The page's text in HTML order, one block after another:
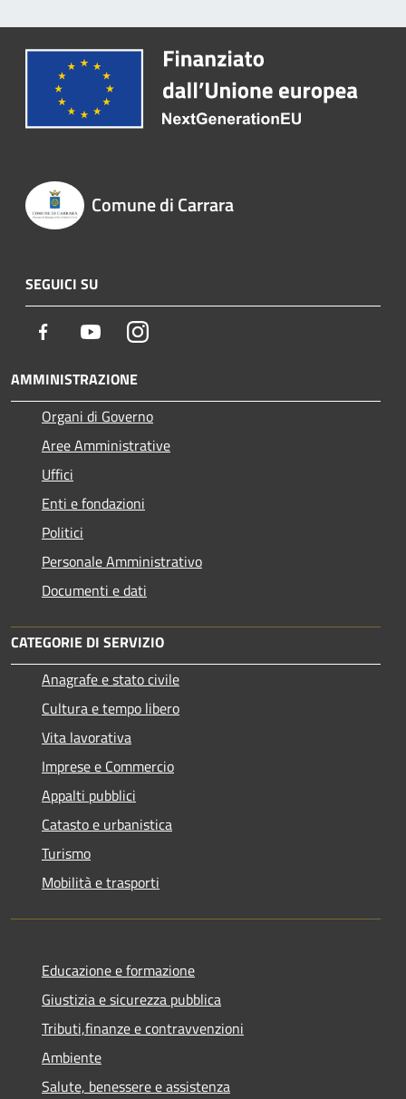
Comune di Carrara
SEGUICI SU
Facebook YoutubeInstagram
AMMINISTRAZIONE
Organi di Governo
Aree Amministrative
Uffici
Enti e fondazioni
Politici
Personale Amministrativo
Documenti e dati
CATEGORIE DI SERVIZIO
Anagrafe e stato civile
Cultura e tempo libero
Vita lavorativa
Imprese e Commercio
Appalti pubblici
Catasto e urbanistica
Turismo
Mobilità e trasporti
Educazione e formazione
Giustizia e sicurezza pubblica
Tributi,finanze e contravvenzioni
Ambiente
Salute, benessere e assistenza